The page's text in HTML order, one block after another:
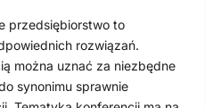
przedsiębiorstwo to
rozwiązań.
można uznać za niezbędne
synonimu sprawnie